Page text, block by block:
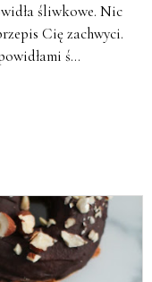
śliwkowe. Nic
Cię zachwyci.
ś…